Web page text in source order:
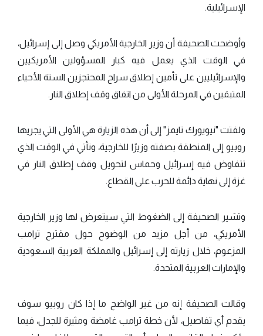
الإسرائيلية.
وأوضحت الصحيفة أن وزير الخارجية الأمريكي وصل إلى إسرائيل،
في الوقت الذي يعمل فيه كبار المسؤولين الأمريكيين
والإسرائيليين على تأمين إطلاق سراح المحتجزين الستة الأحياء
المتبقين في المرحلة الأولى من اتفاق وقف إطلاق النار.
ولفتت "نيويورك تايمز" إلى أن هذه الزيارة هي الأولى التي يجريها
روبيو إلى المنطقة بصفته وزيرًا للخارجية، وتأتي في الوقت الذي
تتفاوض فيه إسرائيل وحماس لتحويل وقف إطلاق النار في
غزة إلى نهاية دائمة للحرب على القطاع.
وتشير الصحيفة إلى الضغوط التي سيتعرض لها وزير الخارجية
الأمريكي، من أجل مزيد من الوضوح حول مقترح ترامب
المزعوم، خلال زيارته إلى إسرائيل والمملكة العربية السعودية
والإمارات العربية المتحدة.
وقالت الصحيفة إنه من غير الواضح ما إذا كان روبيو سوف
يقدم أي تفاصيل، لأن خطة ترامب غامضة ومثيرة للجدل، فيما